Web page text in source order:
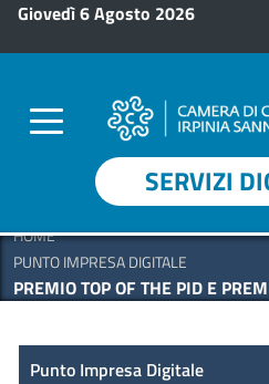
Salta al contenuto principale
Giovedì 6 Agosto 2026
SERVIZI
HOME
PUNTO IMPRESA DIGITALE
PREMIO TOP OF THE PID E
Punto Impresa Digitale
Punto Impresa Digitale